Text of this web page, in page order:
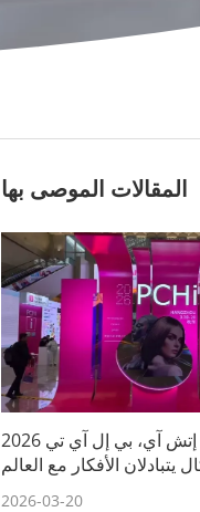
المقالات الموصى بها
2026 هانغتشو بي سي إتش آي، بي إل آي تي
يتبادلان الأفكار مع العالم
2026-03-20